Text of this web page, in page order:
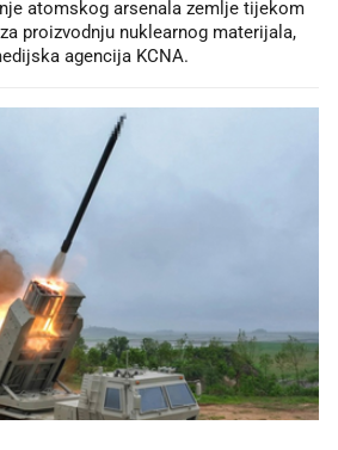
atomskog arsenala zemlje tijekom
proizvodnju nuklearnog materijala,
agencija KCNA.